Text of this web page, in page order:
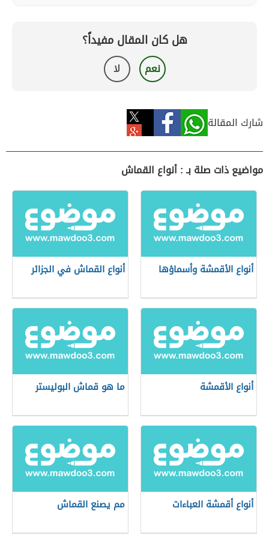
هل كان المقال مفيداً؟
نعم لا
شارك المقالة
مواضيع ذات صلة بـ : أنواع القماش
أنواع الأقمشة وأسماؤها أنواع القماش في الجزائر
أنواع الأقمشة ما هو قماش البوليستر
أنواع أقمشة العباءات مم يصنع القماش